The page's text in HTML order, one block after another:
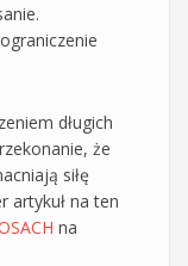
długich
że
siłę
artykuł na ten
na